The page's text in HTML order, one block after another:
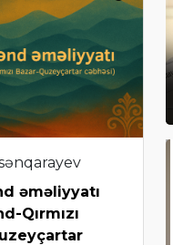
əməliyyatı
Qırmızı